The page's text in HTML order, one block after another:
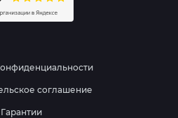
соглашение
Гарантии